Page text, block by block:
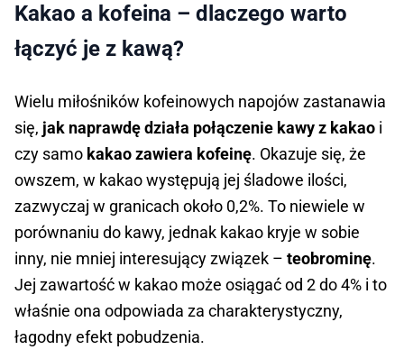
Kakao a kofeina – dlaczego warto
łączyć je z kawą?
Wielu miłośników kofeinowych napojów zastanawia
się, jak naprawdę działa połączenie kawy z kakao i
czy samo kakao zawiera kofeinę. Okazuje się, że
owszem, w kakao występują jej śladowe ilości,
zazwyczaj w granicach około 0,2%. To niewiele w
porównaniu do kawy, jednak kakao kryje w sobie
inny, nie mniej interesujący związek – teobrominę.
Jej zawartość w kakao może osiągać od 2 do 4% i to
właśnie ona odpowiada za charakterystyczny,
łagodny efekt pobudzenia.